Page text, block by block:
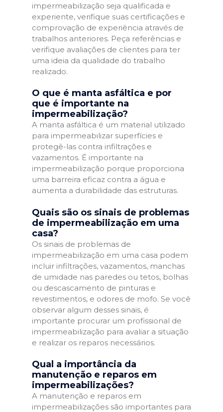
impermeabilização seja qualificada e
experiente, verifique suas certificações e
comprovação de experiência através de
trabalhos anteriores. Peça referências e
verifique avaliações de clientes para ter
uma ideia da qualidade do trabalho
realizado.
O que é manta asfáltica e por
que é importante na
impermeabilização?
A manta asfáltica é um material utilizado
para impermeabilizar superfícies e
protegê-las contra infiltrações e
vazamentos. É importante na
impermeabilização porque proporciona
uma barreira eficaz contra a água e
aumenta a durabilidade das estruturas.
Quais são os sinais de problemas
de impermeabilização em uma
casa?
Os sinais de problemas de
impermeabilização em uma casa podem
incluir infiltrações, vazamentos, manchas
de umidade nas paredes ou tetos, bolhas
ou descascamento de pinturas e
revestimentos, e odores de mofo. Se você
observar algum desses sinais, é
importante procurar um profissional de
impermeabilização para avaliar a situação
e realizar os reparos necessários.
Qual a importância da
manutenção e reparos em
impermeabilizações?
A manutenção e reparos em
impermeabilizações são importantes para